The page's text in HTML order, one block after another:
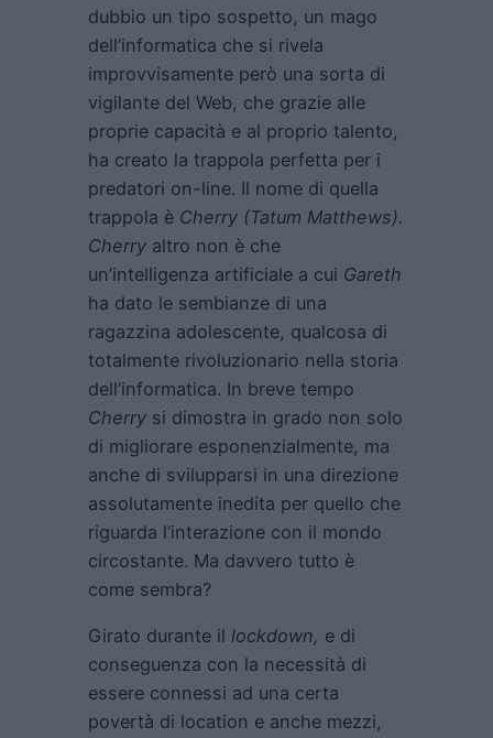
dubbio un tipo sospetto, un mago
dell’informatica che si rivela
improvvisamente però una sorta di
vigilante del Web, che grazie alle
proprie capacità e al proprio talento,
ha creato la trappola perfetta per i
predatori on-line. Il nome di quella
trappola è Cherry (Tatum Matthews).
Cherry altro non è che
un’intelligenza artificiale a cui Gareth
ha dato le sembianze di una
ragazzina adolescente, qualcosa di
totalmente rivoluzionario nella storia
dell’informatica. In breve tempo
Cherry si dimostra in grado non solo
di migliorare esponenzialmente, ma
anche di svilupparsi in una direzione
assolutamente inedita per quello che
riguarda l’interazione con il mondo
circostante. Ma davvero tutto è
come sembra?
Girato durante il lockdown, e di
conseguenza con la necessità di
essere connessi ad una certa
povertà di location e anche mezzi,